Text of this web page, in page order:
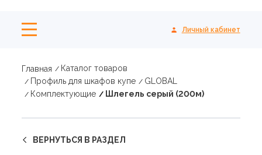
Личный кабинет
Главная
Каталог товаров
Профиль для шкафов купе
GLOBAL
Комплектующие
Шлегель серый (200м)
ВЕРНУТЬСЯ В РАЗДЕЛ